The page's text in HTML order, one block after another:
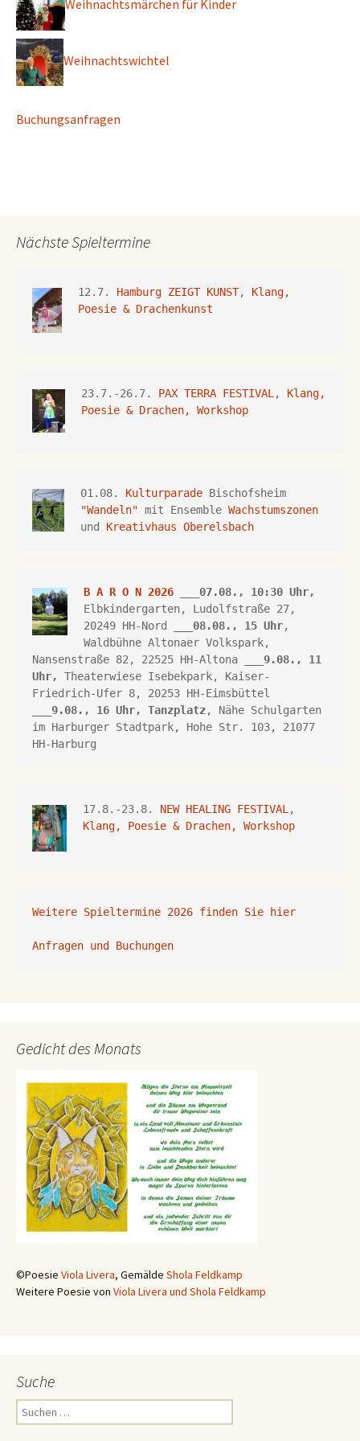
Weihnachtsmärchen für Kinder
Weihnachtswichtel
Buchungsanfragen
Nächste Spieltermine
12.7. Hamburg ZEIGT KUNST, Klang,
Poesie & Drachenkunst
23.7.-26.7. PAX TERRA FESTIVAL , Klang,
Poesie & Drachen, Workshop
01.08. Kulturparade
"Wandeln" mit Ensemble Wachstumszonen
und Kreativhaus Oberelsbach
B A R O N 2026 ___07.08., 10:30 Uhr,
Elbkindergarten, Ludolfstraße 27,
20249 HH-Nord ___ 08.08., 15 Uhr
Nansenstraße 82, 22525 HH-Altona
9.08., 11
Uhr,
Theaterwiese Isebekpark, Kaiser-
Friedrich-Ufer 8, 20253 HH-Eimsbüttel
9.08., 16 Uhr, Tanzplatz, Nähe Schulgarten
im Harburger Stadtpark, Hohe Str. 103, 21077
HH-Harburg
17.8.-23.8. NEW HEALING FESTIVAL
Klang, Poesie & Drachen, Workshop
Weitere Spieltermine 2026 finden Sie hier
Anfragen und Buchungen
Gedicht des Monats
©Poesie Viola Livera, Gemälde Shola Feldkamp
Weitere Poesie von Viola Livera und Shola Feldkamp
Suche
Suchen
nach: